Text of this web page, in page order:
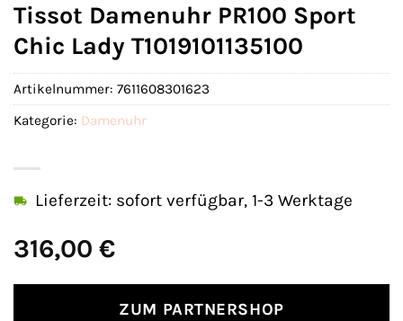
Tissot Damenuhr PR100 Sport
Chic Lady T1019101135100
316,00 €
Lieferzeit: sofort verfügbar, 1-3 Werktage
ZUM PARTNERSHOP
Artikelnummer: 7611608301623
Kategorie: Damenuhr